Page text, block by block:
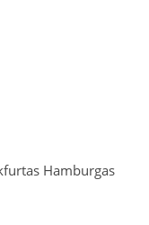
Hamburgas